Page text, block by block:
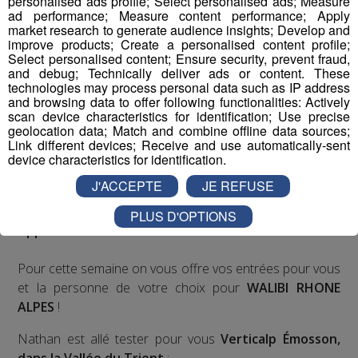
Deux rendez-vous par jour, à 8h45 et 17h45 sur
Radio Mont Blanc !
Déstination été ! Une question...une destination !
Nous vous poserons une question, a vous de faire le
bon choix entre les 3 réponses pour repartir avec vos
entrées pour un maximum d'activités dans la région !
Inscription par téléphone toute la journée pour
participer aux 2 tirages au sort par jour à 8h45 et 17h45.
Appelez le standard au 04 50 58 24 09
Pour cette semaine on vous offre vos entrées pour vous
et la personne de votre choix pourWALIBI RHONE
ALPES !
Nathan est allé tester pour vousVerticalp Émosson,
ad performance; Measure content performance; Apply
market research to generate audience insights; Develop and
improve products; Create a personalised content profile;
Select personalised content; Ensure security, prevent fraud,
and debug; Technically deliver ads or content. These
technologies may process personal data such as IP address
and browsing data to offer following functionalities: Actively
scan device characteristics for identification; Use precise
geolocation data; Match and combine offline data sources;
Link different devices; Receive and use automatically-sent
device characteristics for identification.
J'ACCEPTE
JE REFUSE
PLUS D'OPTIONS